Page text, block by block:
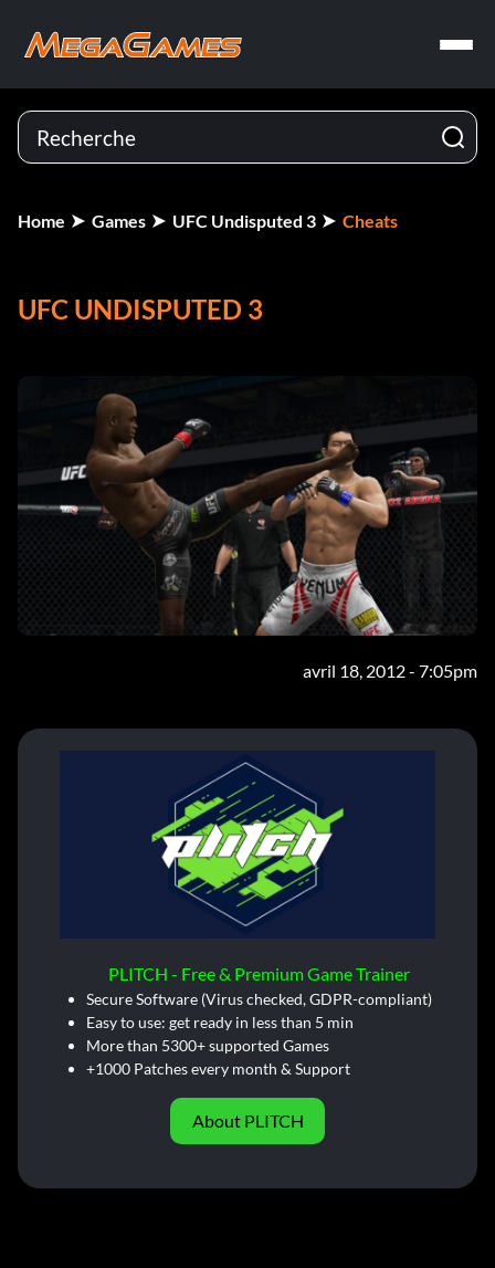
Home Games UFC Undisputed 3 Cheats
UFC UNDISPUTED 3
avril 18, 2012 - 7:05pm
PLITCH - Free & Premium Game Trainer
Secure Software (Virus checked, GDPR-compliant)
Easy to use: get ready in less than 5 min
More than 5300+ supported Games
+1000 Patches every month & Support
About PLITCH